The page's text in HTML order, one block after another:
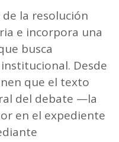
la resolución
e incorpora una
busca
Desde
que el texto
del debate —la
en el expediente